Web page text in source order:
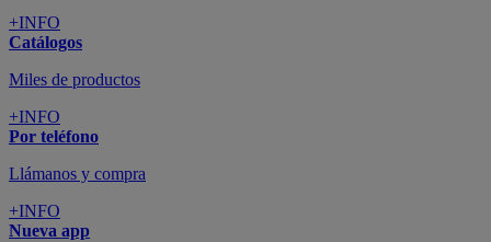
+INFO
Catálogos
Miles de productos
+INFO
Por teléfono
Llámanos y compra
+INFO
Nueva app